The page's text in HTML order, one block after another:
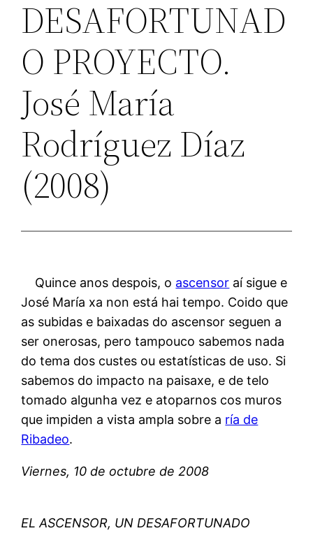
DESAFORTUNAD
O PROYECTO.
José María
Rodríguez Díaz
(2008)
Quince anos despois, o ascensor aí sigue e
José María xa non está hai tempo. Coido que
as subidas e baixadas do ascensor seguen a
ser onerosas, pero tampouco sabemos nada
do tema dos custes ou estatísticas de uso. Si
sabemos do impacto na paisaxe, e de telo
tomado algunha vez e atoparnos cos muros
que impiden a vista ampla sobre a ría de
Ribadeo.
Viernes, 10 de octubre de 2008
EL ASCENSOR, UN DESAFORTUNADO